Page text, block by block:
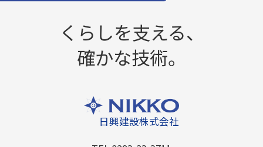
くらしを支える、
確かな技術。
日興建設株式会社